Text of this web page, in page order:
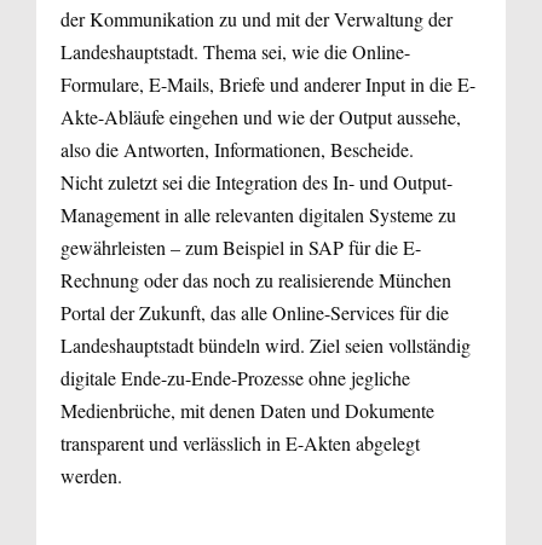
der Kommunikation zu und mit der Verwaltung der
Landeshauptstadt. Thema sei, wie die Online-
Formulare, E-Mails, Briefe und anderer Input in die E-
Akte-Abläufe eingehen und wie der Output aussehe,
also die Antworten, Informationen, Bescheide.
Nicht zuletzt sei die Integration des In- und Output-
Management in alle relevanten digitalen Systeme zu
gewährleisten – zum Beispiel in SAP für die E-
Rechnung oder das noch zu realisierende München
Portal der Zukunft, das alle Online-Services für die
Landeshauptstadt bündeln wird. Ziel seien vollständig
digitale Ende-zu-Ende-Prozesse ohne jegliche
Medienbrüche, mit denen Daten und Dokumente
transparent und verlässlich in E-Akten abgelegt
werden.